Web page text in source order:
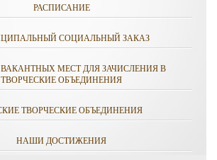
РАСПИСАНИЕ
СОЦИАЛЬНЫЙ ЗАКАЗ
МЕСТ ДЛЯ ЗАЧИСЛЕНИЯ В
ТВОРЧЕСКИЕ ОБЪЕДИНЕНИЯ
ТВОРЧЕСКИЕ ОБЪЕДИНЕНИЯ
НАШИ ДОСТИЖЕНИЯ